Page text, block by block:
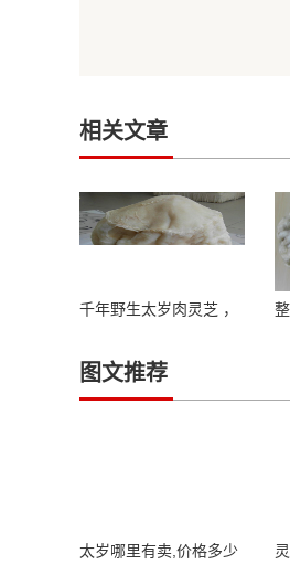
相关文章
千年野生太岁肉灵芝 ，
图文推荐
太岁哪里有卖,价格多少